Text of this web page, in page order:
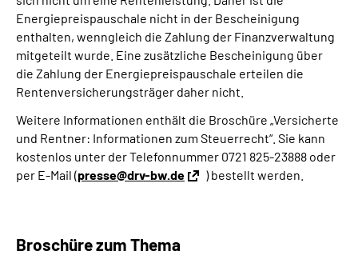
Energiepreispauschale nicht in der Bescheinigung
enthalten, wenngleich die Zahlung der Finanzverwaltung
mitgeteilt wurde. Eine zusätzliche Bescheinigung über
die Zahlung der Energiepreispauschale erteilen die
Rentenversicherungsträger daher nicht.
Weitere Informationen enthält die Broschüre „Versicherte
und Rentner: Informationen zum Steuerrecht“. Sie kann
kostenlos unter der Telefonnummer 0721 825-23888 oder
per E-Mail (presse@drv-bw.de ) bestellt werden.
Broschüre zum Thema